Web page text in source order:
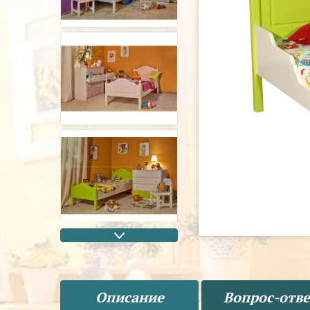
Описание Вопрос-